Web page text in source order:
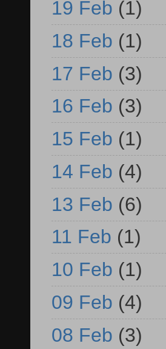
19 Feb (1)
18 Feb (1)
17 Feb (3)
16 Feb (3)
15 Feb (1)
14 Feb (4)
13 Feb (6)
11 Feb (1)
10 Feb (1)
09 Feb (4)
08 Feb (3)